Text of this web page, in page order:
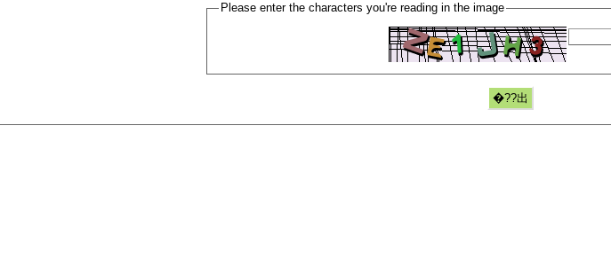
Please enter the characters you're reading in the image